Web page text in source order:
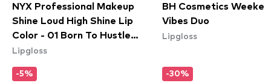
NYX Professional Makeup
Shine Loud High Shine Lip
Color - 01 Born To Hustle
(SHLP01)
Lipgloss
-5%
BH Cosmetics
Vibes Duo
Lipgloss
-30%